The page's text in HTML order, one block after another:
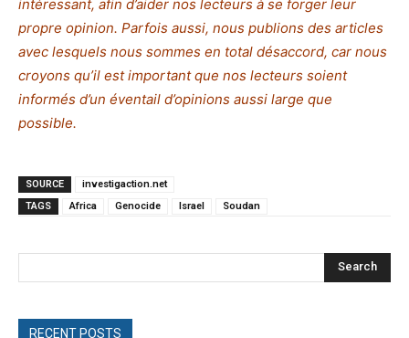
intéressant, afin d’aider nos lecteurs à se forger leur
propre opinion. Parfois aussi, nous publions des articles
avec lesquels nous sommes en total désaccord, car nous
croyons qu’il est important que nos lecteurs soient
informés d’un éventail d’opinions aussi large que
possible.
SOURCE
investigaction.net
TAGS
Africa Genocide Israel Soudan
Search
RECENT POSTS